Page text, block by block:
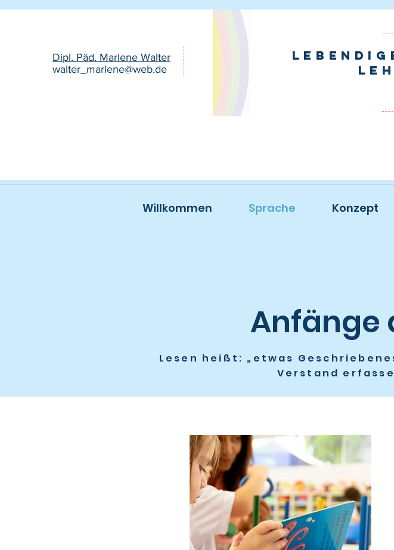
Dipl. Päd. Marlene Walter
walter_marlene@web.de
Willkommen Sprache Konzept
Anfänge
Lesen heißt: „etwas
Verstand